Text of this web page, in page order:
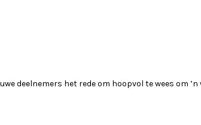
deelnemers het rede om hoopvol te wees om